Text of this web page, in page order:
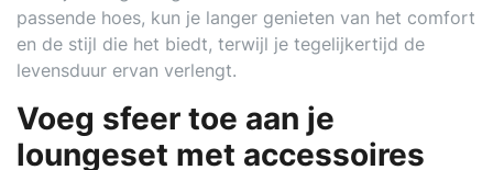
passende hoes, kun je langer genieten van het comfort
en de stijl die het biedt, terwijl je tegelijkertijd de
levensduur ervan verlengt.
Voeg sfeer toe aan je
loungeset met accessoires